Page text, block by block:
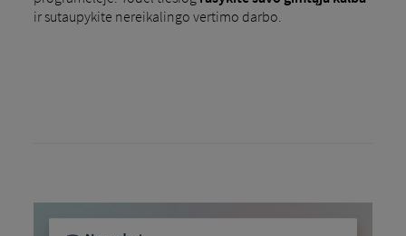
ir sutaupykite nereikalingo vertimo darbo.